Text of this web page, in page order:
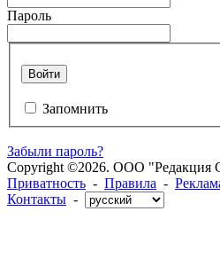
Пароль
Войти
Запомнить
Забыли пароль?
Copyright ©2026. ООО "Редакция
Приватность - Правила -
Контакты -